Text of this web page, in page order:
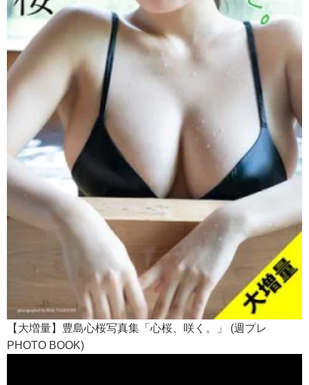
【大増量】豊島心桜写真集「心桜、咲く。」 (週プレ
PHOTO BOOK)